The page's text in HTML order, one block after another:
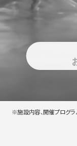
※施設内容、開催プログラ